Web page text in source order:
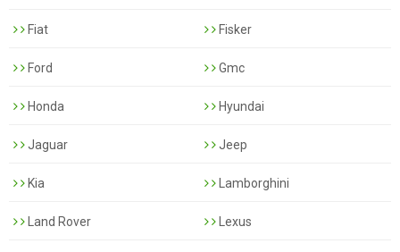
Fiat Fisker
Ford Gmc
Honda Hyundai
Jaguar Jeep
Kia Lamborghini
Land Rover Lexus